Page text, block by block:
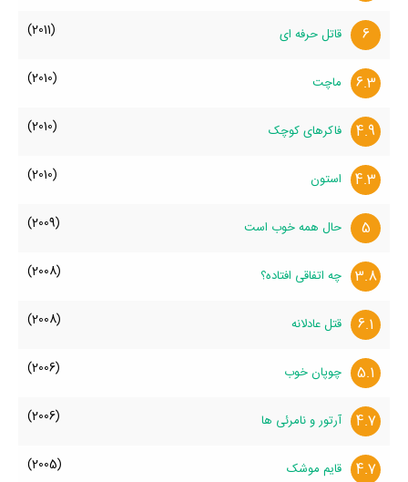
6 قاتل حرفه ای (2011)
6.3 ماچت (2010)
4.9 فاکرهای کوچک (2010)
4.3 استون (2010)
5 حال همه خوب است (2009)
3.8 چه اتفاقی افتاده؟ (2008)
6.1 قتل عادلانه (2008)
5.1 چوپان خوب (2006)
4.7 آرتور و نامرئی ها (2006)
4.7 قایم موشک (2005)